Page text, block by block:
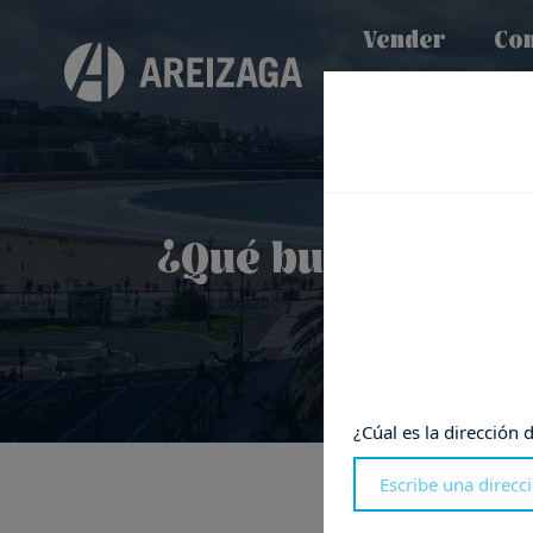
Vender
¿Qué buscan los
¿Cúal es la dirección